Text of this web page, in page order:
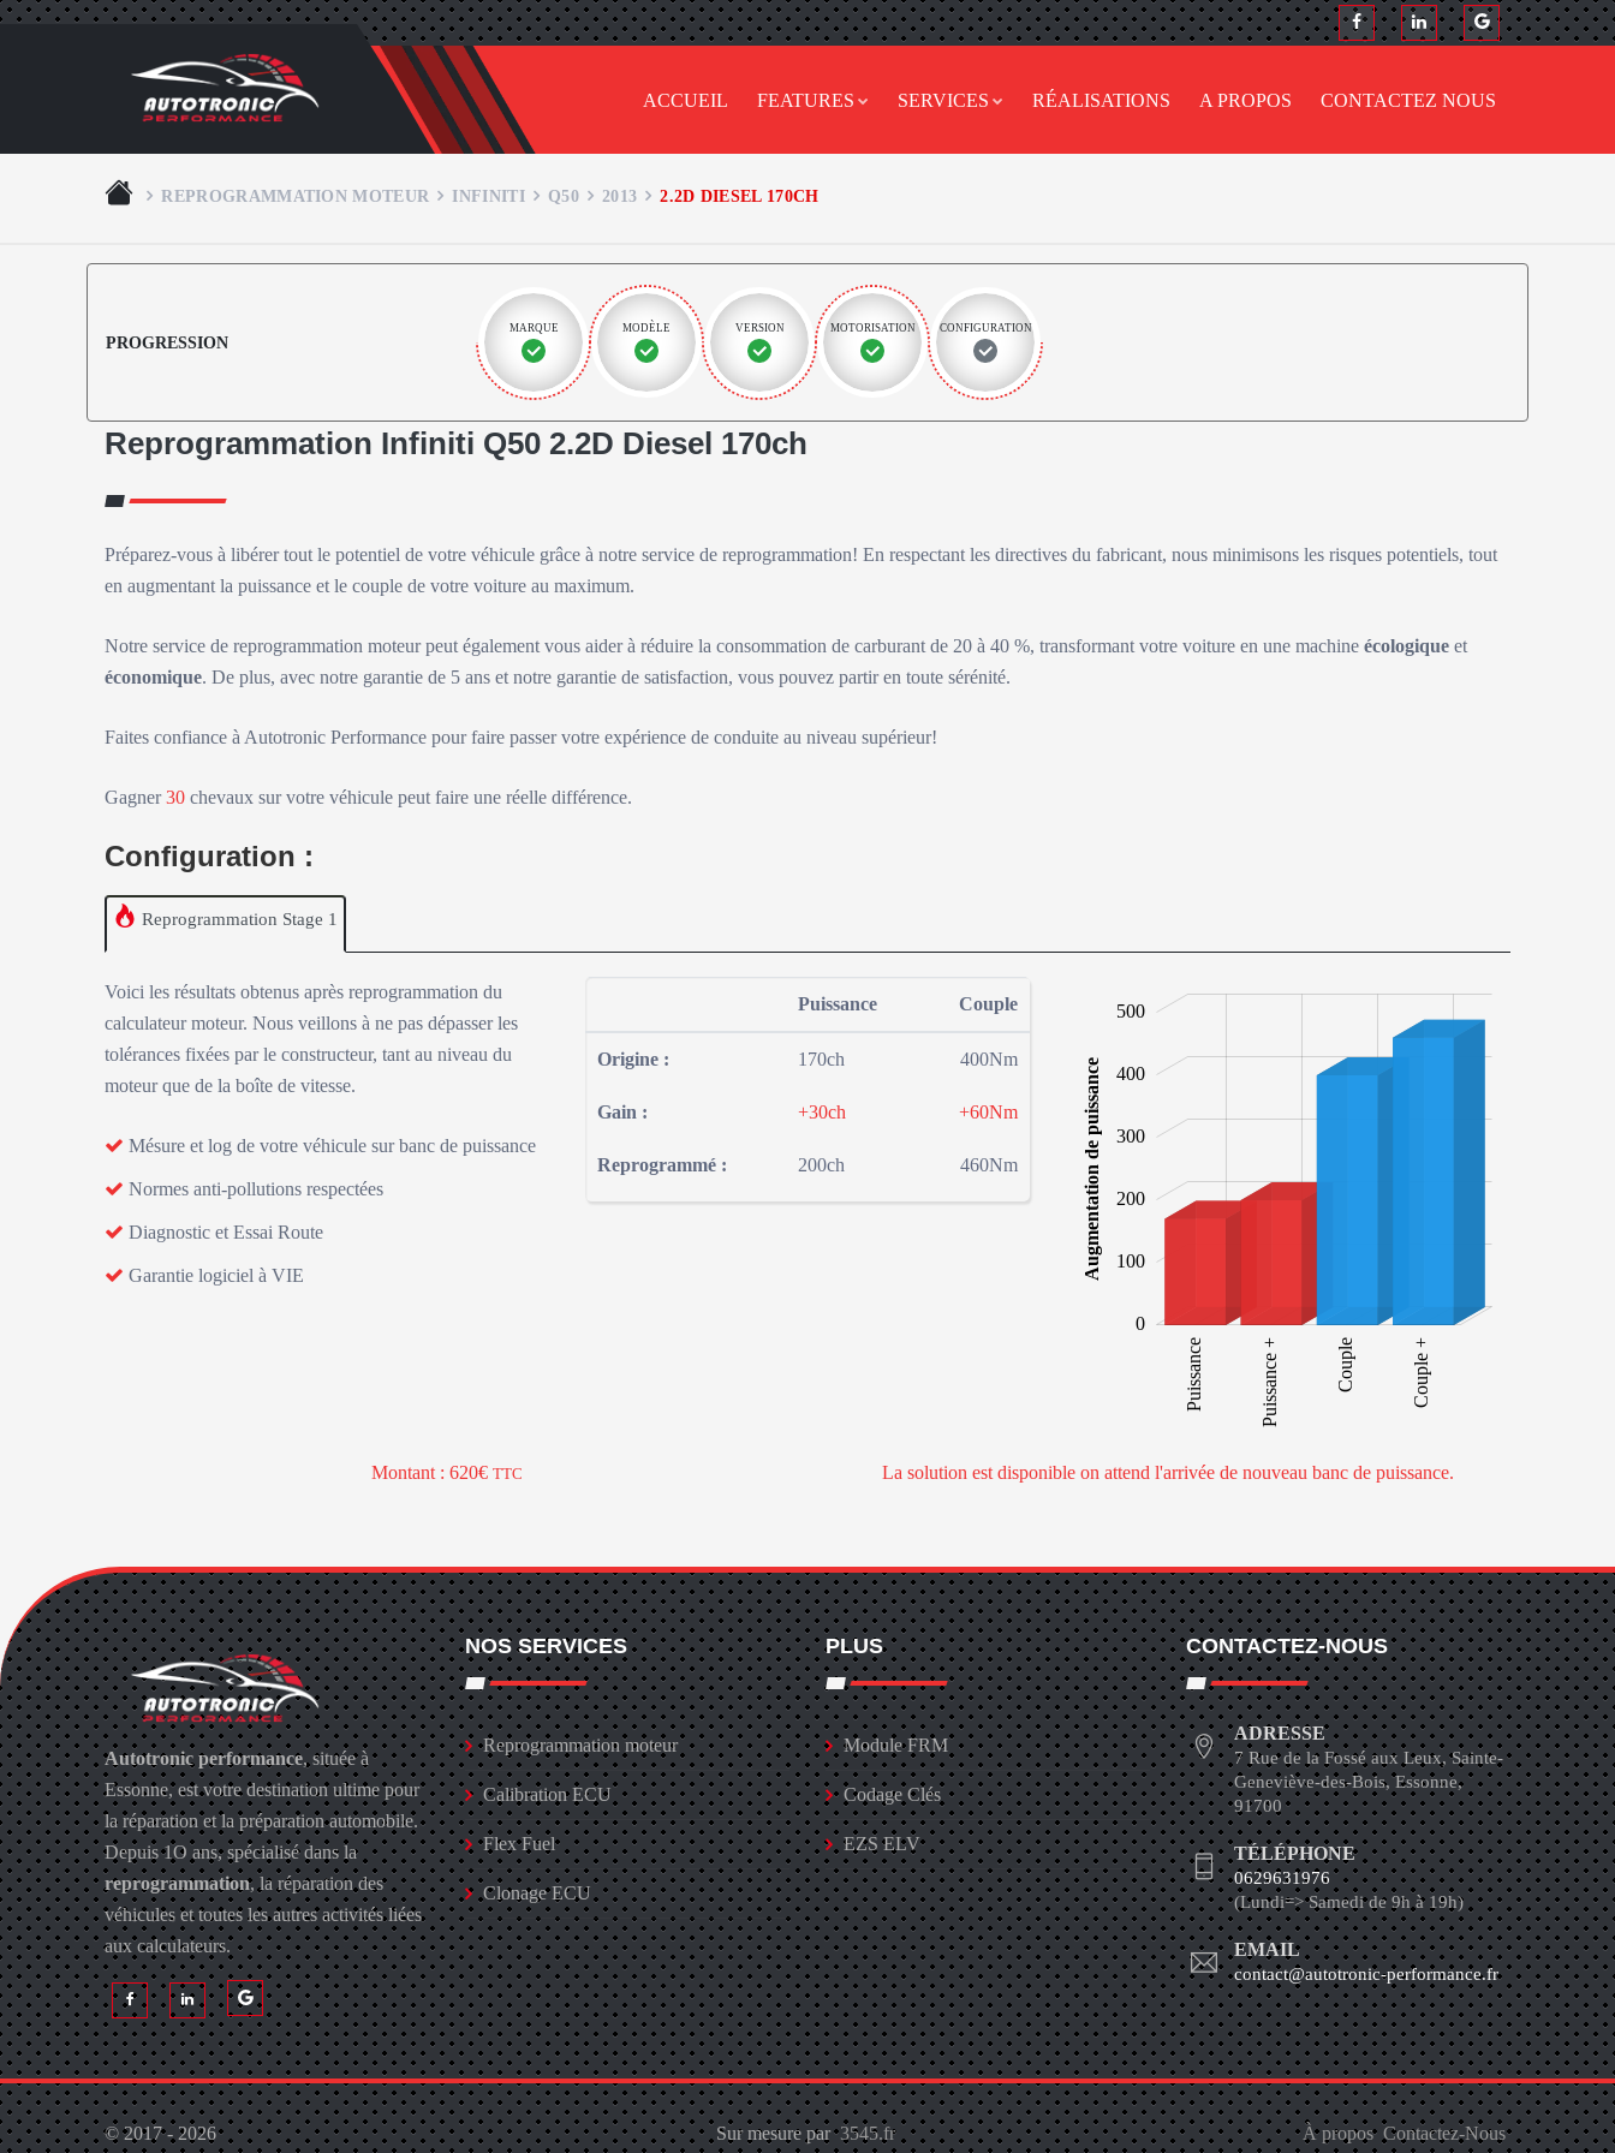
ACCUEIL FEATURES SERVICES RÉALISATIONS A PROPOS CONTACTEZ NOUS
REPROGRAMMATION MOTEUR INFINITI Q50 2013 2.2D DIESEL 170CH
PROGRESSION
MARQUE MODÈLE VERSION MOTORISATION CONFIGURATION
Reprogrammation Infiniti Q50 2.2D Diesel 170ch
Préparez-vous à libérer tout le potentiel de votre véhicule grâce à notre service de reprogrammation! En respectant les directives du fabricant, nous minimisons les risques potentiels, tout
en augmentant la puissance et le couple de votre voiture au maximum.
Notre service de reprogrammation moteur peut également vous aider à réduire la consommation de carburant de 20 à 40 %, transformant votre voiture en une machine écologique et
économique. De plus, avec notre garantie de 5 ans et notre garantie de satisfaction, vous pouvez partir en toute sérénité.
Faites confiance à Autotronic Performance pour faire passer votre expérience de conduite au niveau supérieur!
Gagner30 chevaux sur votre véhicule peut faire une réelle différence.
Configuration :
Reprogrammation Stage 1
Voici les résultats obtenus après reprogrammation du
calculateur moteur. Nous veillons à ne pas dépasser les
tolérances fixées par le constructeur, tant au niveau du
moteur que de la boîte de vitesse.
Mésure et log de votre véhicule sur banc de puissance
Normes anti-pollutions respectées
Diagnostic et Essai Route
Garantie logiciel à VIE
Puissance Couple
Origine : 170ch 400Nm
Gain : +30ch +60Nm
Reprogrammé : 200ch 460Nm Augmentation de puissance
0
100
200
300
400
500
Puissance Puissance + Couple Couple +
Montant : 620€ TTC La solution est disponible on attend l'arrivée de nouveau banc de puissance.
Autotronic performance, située à
Essonne, est votre destination ultime pour
la réparation et la préparation automobile.
Depuis 1O ans, spécialisé dans la
reprogrammation, la réparation des
véhicules et toutes les autres activités liées
aux calculateurs.
NOS SERVICES
Reprogrammation moteur
Calibration ECU
Flex Fuel
Clonage ECU
PLUS
Module FRM
Codage Clés
EZS ELV
CONTACTEZ-NOUS
ADRESSE
7 Rue de la Fossé aux Leux, Sainte-
Geneviève-des-Bois, Essonne,
91700
TÉLÉPHONE
0629631976
(Lundi=> Samedi de 9h à 19h)
EMAIL
contact@autotronic-performance.fr
© 2017 - 2026 Sur mesure par 3545.fr À propos Contactez-Nous